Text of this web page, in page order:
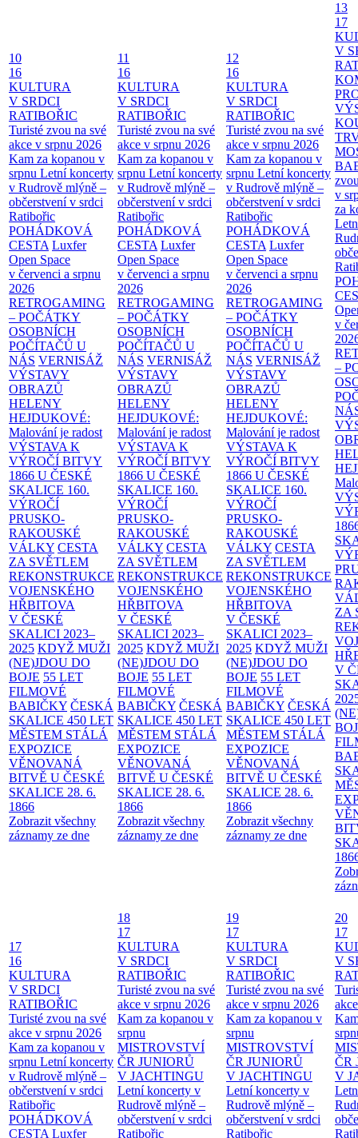
10
16
KULTURA
V SRDCI
RATIBOŘIC
Turisté zvou na své
akce v srpnu 2026
Kam za kopanou v
srpnu Letní koncerty
v Rudrově mlýně –
občerstvení v srdci
Ratibořic
POHÁDKOVÁ
CESTA Luxfer
Open Space
v červenci a srpnu
2026
RETROGAMING
– POČÁTKY
OSOBNÍCH
POČÍTAČŮ U
NÁS VERNISÁŽ
VÝSTAVY
OBRAZŮ
HELENY
HEJDUKOVÉ:
Malování je radost
VÝSTAVA K
VÝROČÍ BITVY
1866 U ČESKÉ
SKALICE 160.
VÝROČÍ
PRUSKO-
RAKOUSKÉ
VÁLKY CESTA
ZA SVĚTLEM
REKONSTRUKCE
VOJENSKÉHO
HŘBITOVA
V ČESKÉ
SKALICI 2023–
2025 KDYŽ MUŽI
(NE)JDOU DO
BOJE 55 LET
FILMOVÉ
BABIČKY ČESKÁ
SKALICE 450 LET
MĚSTEM STÁLÁ
EXPOZICE
VĚNOVANÁ
BITVĚ U ČESKÉ
SKALICE 28. 6.
1866
Zobrazit všechny
záznamy ze dne
11
16
KULTURA
V SRDCI
RATIBOŘIC
Turisté zvou na své
akce v srpnu 2026
Kam za kopanou v
srpnu Letní koncerty
v Rudrově mlýně –
občerstvení v srdci
Ratibořic
POHÁDKOVÁ
CESTA Luxfer
Open Space
v červenci a srpnu
2026
RETROGAMING
– POČÁTKY
OSOBNÍCH
POČÍTAČŮ U
NÁS VERNISÁŽ
VÝSTAVY
OBRAZŮ
HELENY
HEJDUKOVÉ:
Malování je radost
VÝSTAVA K
VÝROČÍ BITVY
1866 U ČESKÉ
SKALICE 160.
VÝROČÍ
PRUSKO-
RAKOUSKÉ
VÁLKY CESTA
ZA SVĚTLEM
REKONSTRUKCE
VOJENSKÉHO
HŘBITOVA
V ČESKÉ
SKALICI 2023–
2025 KDYŽ MUŽI
(NE)JDOU DO
BOJE 55 LET
FILMOVÉ
BABIČKY ČESKÁ
SKALICE 450 LET
MĚSTEM STÁLÁ
EXPOZICE
VĚNOVANÁ
BITVĚ U ČESKÉ
SKALICE 28. 6.
1866
Zobrazit všechny
záznamy ze dne
12
16
KULTURA
V SRDCI
RATIBOŘIC
Turisté zvou na své
akce v srpnu 2026
Kam za kopanou v
srpnu Letní koncerty
v Rudrově mlýně –
občerstvení v srdci
Ratibořic
POHÁDKOVÁ
CESTA Luxfer
Open Space
v červenci a srpnu
2026
RETROGAMING
– POČÁTKY
OSOBNÍCH
POČÍTAČŮ U
NÁS VERNISÁŽ
VÝSTAVY
OBRAZŮ
HELENY
HEJDUKOVÉ:
Malování je radost
VÝSTAVA K
VÝROČÍ BITVY
1866 U ČESKÉ
SKALICE 160.
VÝROČÍ
PRUSKO-
RAKOUSKÉ
VÁLKY CESTA
ZA SVĚTLEM
REKONSTRUKCE
VOJENSKÉHO
HŘBITOVA
V ČESKÉ
SKALICI 2023–
2025 KDYŽ MUŽI
(NE)JDOU DO
BOJE 55 LET
FILMOVÉ
BABIČKY ČESKÁ
SKALICE 450 LET
MĚSTEM STÁLÁ
EXPOZICE
VĚNOVANÁ
BITVĚ U ČESKÉ
SKALICE 28. 6.
1866
Zobrazit všechny
záznamy ze dne
13
17
V
v
za
v
–
ZA
V
17
16
KULTURA
V SRDCI
RATIBOŘIC
Turisté zvou na své
akce v srpnu 2026
Kam za kopanou v
srpnu Letní koncerty
v Rudrově mlýně –
občerstvení v srdci
Ratibořic
POHÁDKOVÁ
CESTA Luxfer
18
17
KULTURA
V SRDCI
RATIBOŘIC
Turisté zvou na své
akce v srpnu 2026
Kam za kopanou v
srpnu
MISTROVSTVÍ
ČR JUNIORŮ
V JACHTINGU
Letní koncerty v
Rudrově mlýně –
občerstvení v srdci
Ratibořic
19
17
KULTURA
V SRDCI
RATIBOŘIC
Turisté zvou na své
akce v srpnu 2026
Kam za kopanou v
srpnu
MISTROVSTVÍ
ČR JUNIORŮ
V JACHTINGU
Letní koncerty v
Rudrově mlýně –
občerstvení v srdci
Ratibořic
20
17
V
ČR
V